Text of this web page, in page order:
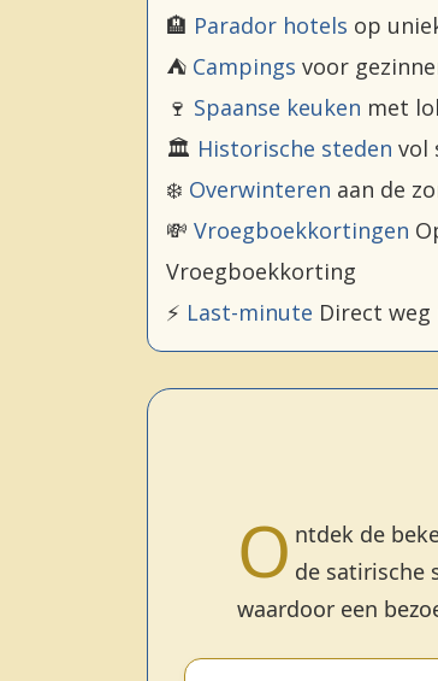
🏨 Parador hotels op
⛺ Campings voor
🍷 Spaanse keuken met
🏛️ Historische steden vol
❄️ Overwinteren aan de
💸 Vroegboekkortingen
Vroegboekkorting
⚡ Last-minute Direct weg
O ntdek de
de satirische
waardoor een